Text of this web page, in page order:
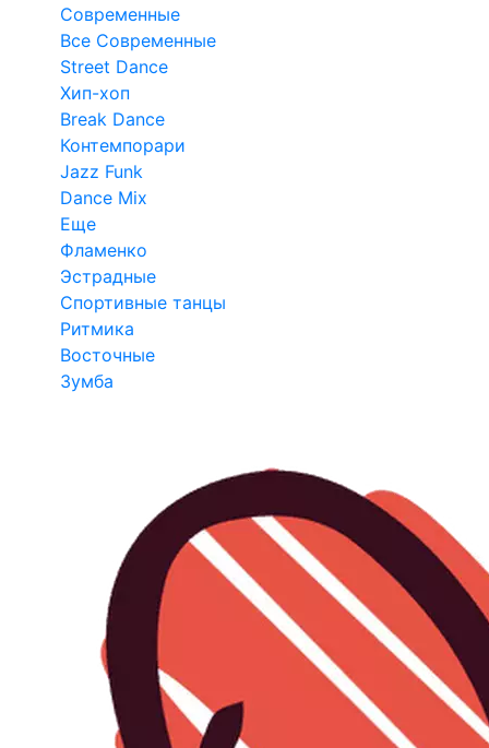
Современные
Все Современные
Street Dance
Хип-хоп
Break Dance
Контемпорари
Jazz Funk
Dance Mix
Еще
Фламенко
Эстрадные
Спортивные танцы
Ритмика
Восточные
Зумба